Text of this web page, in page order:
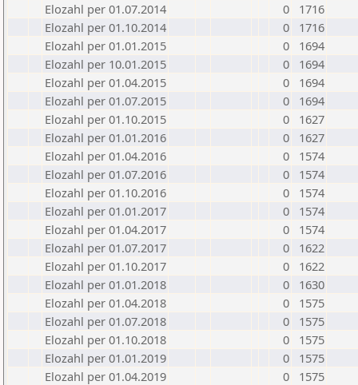
Elozahl per 01.07.2014
0
1716
Elozahl per 01.10.2014
0
1716
Elozahl per 01.01.2015
0
1694
Elozahl per 10.01.2015
0
1694
Elozahl per 01.04.2015
0
1694
Elozahl per 01.07.2015
0
1694
Elozahl per 01.10.2015
0
1627
Elozahl per 01.01.2016
0
1627
Elozahl per 01.04.2016
0
1574
Elozahl per 01.07.2016
0
1574
Elozahl per 01.10.2016
0
1574
Elozahl per 01.01.2017
0
1574
Elozahl per 01.04.2017
0
1574
Elozahl per 01.07.2017
0
1622
Elozahl per 01.10.2017
0
1622
Elozahl per 01.01.2018
0
1630
Elozahl per 01.04.2018
0
1575
Elozahl per 01.07.2018
0
1575
Elozahl per 01.10.2018
0
1575
Elozahl per 01.01.2019
0
1575
Elozahl per 01.04.2019
0
1575